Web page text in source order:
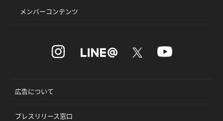
メンバーコンテンツ
広告について
プレスリリース窓口